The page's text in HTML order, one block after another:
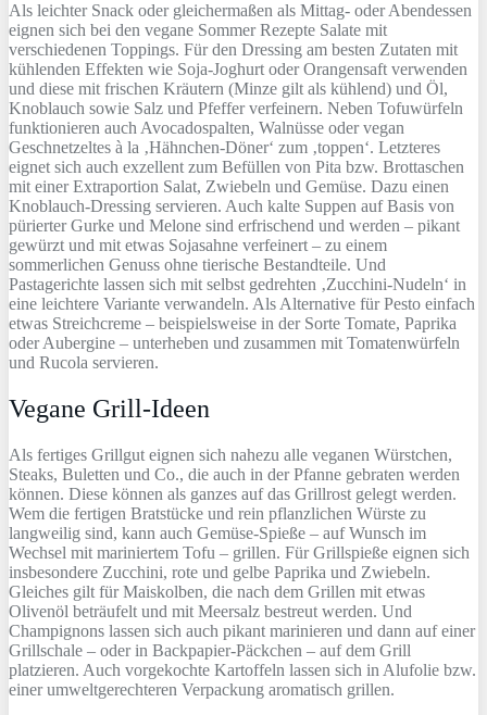
Als leichter Snack oder gleichermaßen als Mittag- oder Abendessen
eignen sich bei den vegane Sommer Rezepte Salate mit
verschiedenen Toppings. Für den Dressing am besten Zutaten mit
kühlenden Effekten wie Soja-Joghurt oder Orangensaft verwenden
und diese mit frischen Kräutern (Minze gilt als kühlend) und Öl,
Knoblauch sowie Salz und Pfeffer verfeinern. Neben Tofuwürfeln
funktionieren auch Avocadospalten, Walnüsse oder vegan
Geschnetzeltes à la ‚Hähnchen-Döner‘ zum ‚toppen‘. Letzteres
eignet sich auch exzellent zum Befüllen von Pita bzw. Brottaschen
mit einer Extraportion Salat, Zwiebeln und Gemüse. Dazu einen
Knoblauch-Dressing servieren. Auch kalte Suppen auf Basis von
pürierter Gurke und Melone sind erfrischend und werden – pikant
gewürzt und mit etwas Sojasahne verfeinert – zu einem
sommerlichen Genuss ohne tierische Bestandteile. Und
Pastagerichte lassen sich mit selbst gedrehten ‚Zucchini-Nudeln‘ in
eine leichtere Variante verwandeln. Als Alternative für Pesto einfach
etwas Streichcreme – beispielsweise in der Sorte Tomate, Paprika
oder Aubergine – unterheben und zusammen mit Tomatenwürfeln
und Rucola servieren.
Vegane Grill-Ideen
Als fertiges Grillgut eignen sich nahezu alle veganen Würstchen,
Steaks, Buletten und Co., die auch in der Pfanne gebraten werden
können. Diese können als ganzes auf das Grillrost gelegt werden.
Wem die fertigen Bratstücke und rein pflanzlichen Würste zu
langweilig sind, kann auch Gemüse-Spieße – auf Wunsch im
Wechsel mit mariniertem Tofu – grillen. Für Grillspieße eignen sich
insbesondere Zucchini, rote und gelbe Paprika und Zwiebeln.
Gleiches gilt für Maiskolben, die nach dem Grillen mit etwas
Olivenöl beträufelt und mit Meersalz bestreut werden. Und
Champignons lassen sich auch pikant marinieren und dann auf einer
Grillschale – oder in Backpapier-Päckchen – auf dem Grill
platzieren. Auch vorgekochte Kartoffeln lassen sich in Alufolie bzw.
einer umweltgerechteren Verpackung aromatisch grillen.